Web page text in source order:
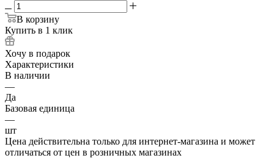
В корзину
Купить в 1 клик
Хочу в подарок
Характеристики
В наличии
—
Да
Базовая единица
—
шт
Цена действительна только для интернет-магазина и может
отличаться от цен в розничных магазинах